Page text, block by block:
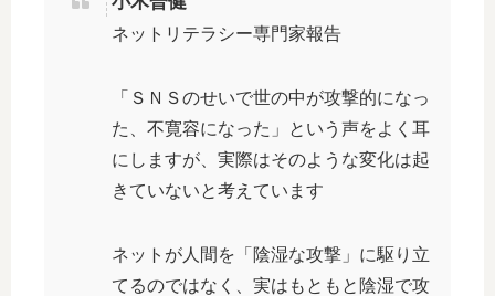
ネットリテラシー専門家報告
「ＳＮＳのせいで世の中が攻撃的になっ
た、不寛容になった」という声をよく耳
にしますが、実際はそのような変化は起
きていないと考えています
ネットが人間を「陰湿な攻撃」に駆り立
てるのではなく、実はもともと陰湿で攻